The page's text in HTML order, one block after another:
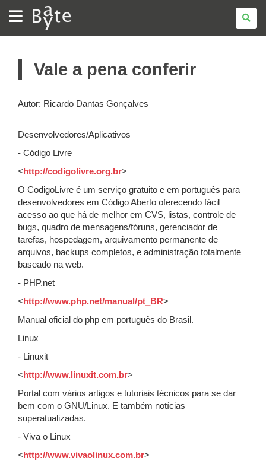
BATE
BYTE
Vale a pena conferir
Autor: Ricardo Dantas Gonçalves
Desenvolvedores/Aplicativos
- Código Livre
< http://codigolivre.org.br>
O CodigoLivre é um serviço gratuito e em português para
desenvolvedores em Código Aberto oferecendo fácil
acesso ao que há de melhor em CVS, listas, controle de
bugs, quadro de mensagens/fóruns, gerenciador de
tarefas, hospedagem, arquivamento permanente de
arquivos, backups completos, e administração totalmente
baseado na web.
- PHP.net
< http://www.php.net/manual/pt_BR>
Manual oficial do php em português do Brasil.
Linux
- Linuxit
< http://www.linuxit.com.br>
Portal com vários artigos e tutoriais técnicos para se dar
bem com o GNU/Linux. E também notícias
superatualizadas.
- Viva o Linux
< http://www.vivaolinux.com.br>